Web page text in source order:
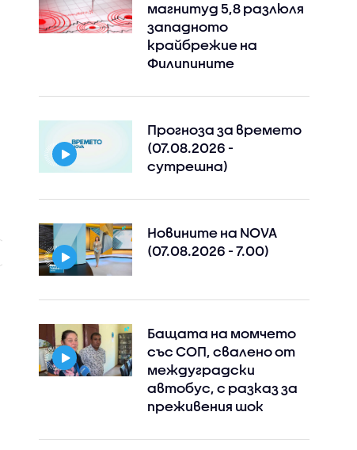
Instagram Facebook
магнитуд 5,8 разлюля
западното
крайбрежие на
Филипините
Прогноза за времето
(07.08.2026 -
сутрешна)
Новините на NOVA
(07.08.2026 - 7.00)
Бащата на момчето
със СОП, свалено от
междуградски
автобус, с разказ за
преживения шок